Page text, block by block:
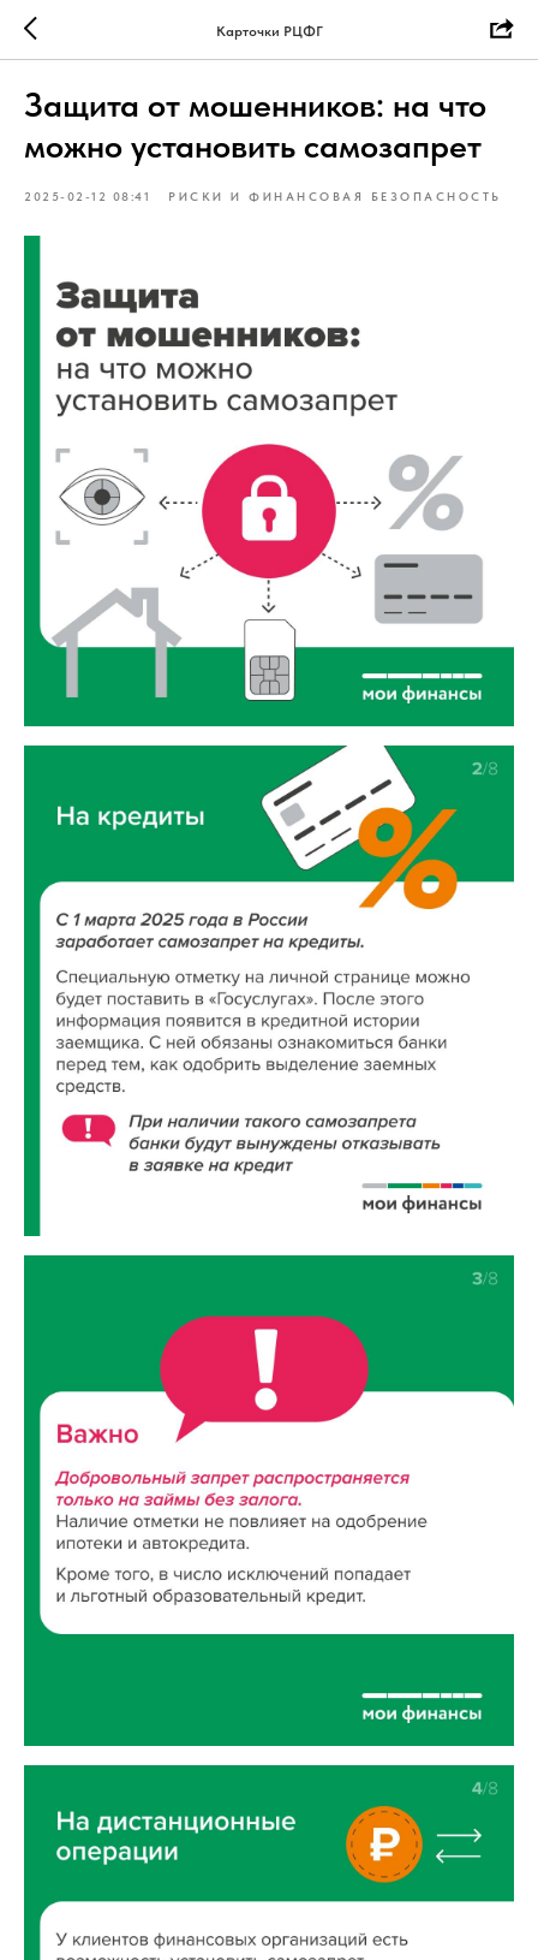
Карточки РЦФГ
Защита от мошенников: на что
можно установить самозапрет
2025-02-12 08:41 РИСКИ И ФИНАНСОВАЯ БЕЗОПАСНОСТЬ